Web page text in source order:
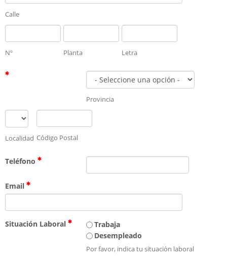
Calle
Nº Planta Letra
Provincia
Localidad Código Postal
Teléfono
Email
Situación Laboral
Trabaja
Desempleado
Por favor, indica tu situación laboral